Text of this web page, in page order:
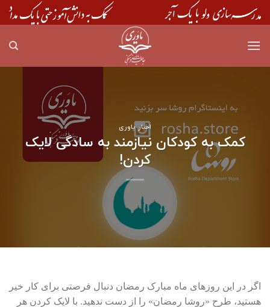
Skip
to
اخبار یاوری
کمک به کودکان نیازمند به سادگی لایک
کردن!
اگر در این روزهای ماه مبارک رمضان دنبال فرصتی برای کار خیر
هستید، طرح «روشا رمضان» را از دست ندهید. با لایک کردن هر